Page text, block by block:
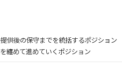
供後の保守までを統括するポジション
纏めて進めていくポジション